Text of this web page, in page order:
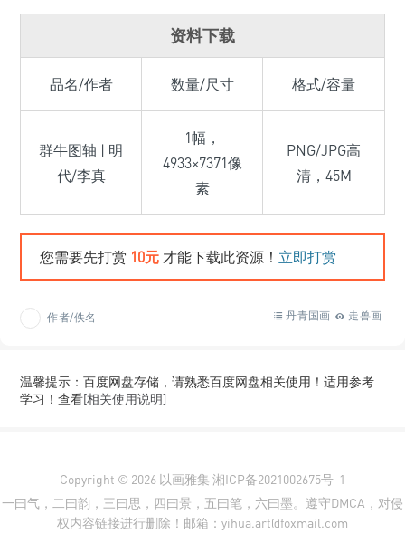
资料下载
品名/作者 数量/尺寸 格式/容量
群牛图轴 | 明
代/李真
1幅，
4933×7371像
素
PNG/JPG高
清，45M
您需要先打赏 10元 才能下载此资源！ 立即打赏
作者/佚名 走兽画
丹青国画
温馨提示：百度网盘存储，请熟悉百度网盘相关使用！适用参考
学习！查看[相关使用说明]
Copyright © 2026 以画雅集 湘ICP备2021002675号-1
一曰气，二曰韵，三曰思，四曰景，五曰笔，六曰墨。遵守DMCA，对侵
权内容链接进行删除！邮箱：yihua.art@foxmail.com